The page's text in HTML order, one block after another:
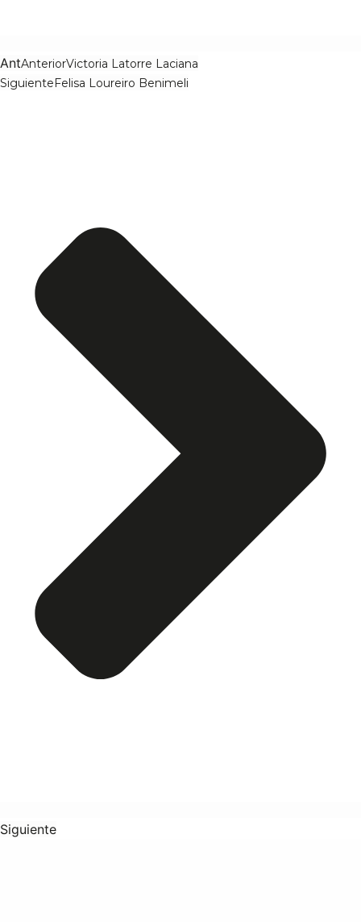
AntAnteriorVictoria Latorre Laciana
SiguienteFelisa Loureiro Benimeli
Siguiente